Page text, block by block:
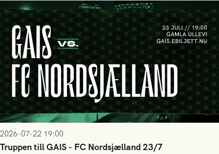
2026-07-22 19:00
Truppen till GAIS - FC Nordsjælland 23/7